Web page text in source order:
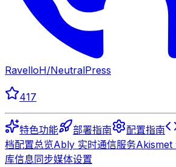
RavelloH/NeutralPress
417
特色功能 部署指南 配置指南
档配置总览Ably 实时通信服务Akismet
库信息同步媒体设置